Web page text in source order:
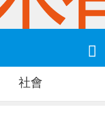

社會